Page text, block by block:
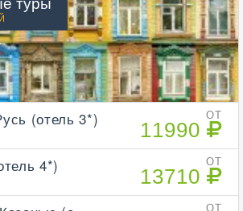
ОТ
11990
(отель 3*)
ОТ
13710
4*)
ОТ